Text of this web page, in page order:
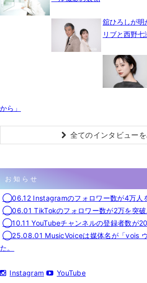
舘ひろしが明
リブと西野
から」
全てのインタビュー
お知らせ
◯06.12 Instagramのフォロワー数が4万人
◯06.01 TikTokのフォロワー数が2万を突破
◯10.11 YouTubeチャンネルの登録者数が20
◯25.08.01 MusicVoiceは媒体名が「vois ヴ
た。
Instagram YouTube